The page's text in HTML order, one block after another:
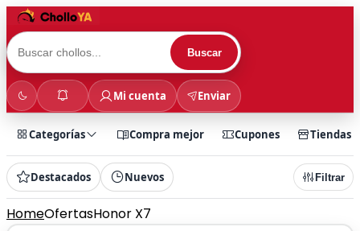
Buscar
Mi cuenta Enviar
Categorías Compra mejor Cupones Tiendas
Destacados Nuevos Filtrar
HomeOfertasHonor X7